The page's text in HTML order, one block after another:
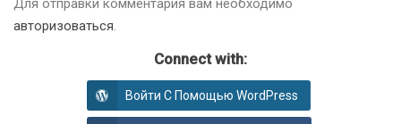
Для отправки комментария вам необходимо
авторизоваться.
Connect with:
Войти С Помощью WordPress